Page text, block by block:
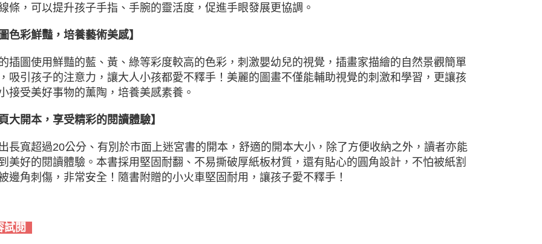
條，可以提升孩子手指、手腕的靈活度，促進手眼發展更協調。
圖色彩鮮豔，培養藝術美感】
插圖使用鮮豔的藍、黃、綠等彩度較高的色彩，刺激嬰幼兒的視覺，插畫家描繪的自然景觀簡單
吸引孩子的注意力，讓大人小孩都愛不釋手！美麗的圖畫不僅能輔助視覺的刺激和學習，更讓孩
接受美好事物的薰陶，培養美感素養。
頁大開本，享受精彩的閱讀體驗】
長寬超過20公分、有別於市面上迷宮書的開本，舒適的開本大小，除了方便收納之外，讀者亦能
美好的閱讀體驗。本書採用堅固耐翻、不易撕破厚紙板材質，還有貼心的圓角設計，不怕被紙割
邊角刺傷，非常安全！隨書附贈的小火車堅固耐用，讓孩子愛不釋手！
試閱